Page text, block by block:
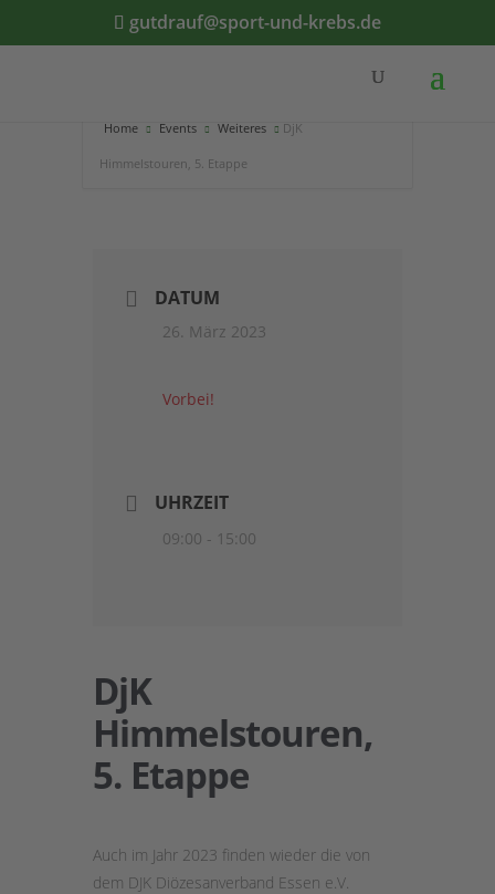
gutdrauf@sport-und-krebs.de
Home Events Weiteres DjK
Himmelstouren, 5. Etappe
DATUM
26. März 2023
Vorbei!
UHRZEIT
09:00 - 15:00
DjK
Himmelstouren,
5. Etappe
Auch im Jahr 2023 finden wieder die von
dem DJK Diözesanverband Essen e.V.